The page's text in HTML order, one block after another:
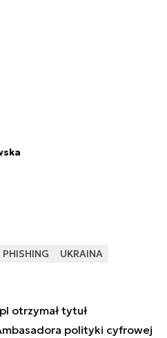
PHISHING UKRAINA
otrzymał tytuł
polityki cyfrowej